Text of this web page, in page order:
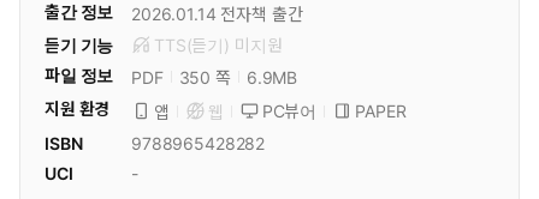
출간 정보 2026.01.14 전자책 출간
듣기 기능
TTS(듣기) 미 지원
파일 정보
PDF 350 쪽
6.9MB
지원 환경
앱 웹 PC뷰어
PAPER
ISBN
9788965428282
UCI
-